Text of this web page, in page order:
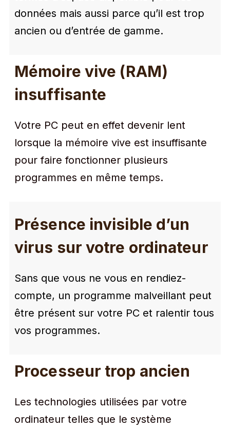
données mais aussi parce qu’il est trop
ancien ou d’entrée de gamme.
Mémoire vive (RAM)
insuffisante
Votre PC peut en effet devenir lent
lorsque la mémoire vive est insuffisante
pour faire fonctionner plusieurs
programmes en même temps.
Présence invisible d’un
virus sur votre ordinateur
Sans que vous ne vous en rendiez-
compte, un programme malveillant peut
être présent sur votre PC et ralentir tous
vos programmes.
Processeur trop ancien
Les technologies utilisées par votre
ordinateur telles que le système